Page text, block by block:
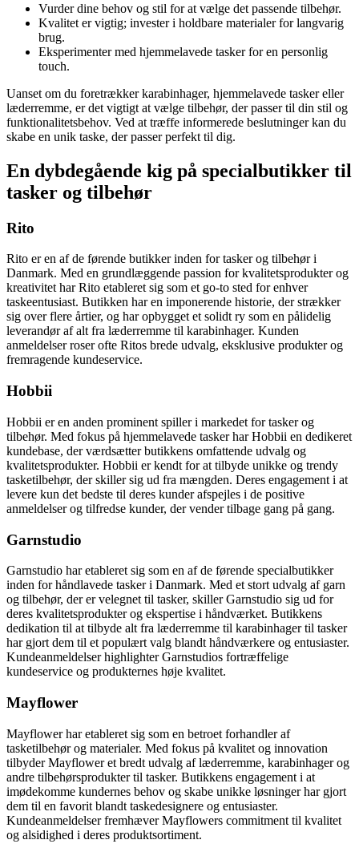
Vurder dine behov og stil for at vælge det passende tilbehør.
Kvalitet er vigtig; invester i holdbare materialer for langvarig
brug.
Eksperimenter med hjemmelavede tasker for en personlig
touch.
Uanset om du foretrækker karabinhager, hjemmelavede tasker eller
læderremme, er det vigtigt at vælge tilbehør, der passer til din stil og
funktionalitetsbehov. Ved at træffe informerede beslutninger kan du
skabe en unik taske, der passer perfekt til dig.
En dybdegående kig på specialbutikker til
tasker og tilbehør
Rito
Rito er en af de førende butikker inden for tasker og tilbehør i
Danmark. Med en grundlæggende passion for kvalitetsprodukter og
kreativitet har Rito etableret sig som et go-to sted for enhver
taskeentusiast. Butikken har en imponerende historie, der strækker
sig over flere årtier, og har opbygget et solidt ry som en pålidelig
leverandør af alt fra læderremme til karabinhager. Kunden
anmeldelser roser ofte Ritos brede udvalg, eksklusive produkter og
fremragende kundeservice.
Hobbii
Hobbii er en anden prominent spiller i markedet for tasker og
tilbehør. Med fokus på hjemmelavede tasker har Hobbii en dedikeret
kundebase, der værdsætter butikkens omfattende udvalg og
kvalitetsprodukter. Hobbii er kendt for at tilbyde unikke og trendy
tasketilbehør, der skiller sig ud fra mængden. Deres engagement i at
levere kun det bedste til deres kunder afspejles i de positive
anmeldelser og tilfredse kunder, der vender tilbage gang på gang.
Garnstudio
Garnstudio har etableret sig som en af de førende specialbutikker
inden for håndlavede tasker i Danmark. Med et stort udvalg af garn
og tilbehør, der er velegnet til tasker, skiller Garnstudio sig ud for
deres kvalitetsprodukter og ekspertise i håndværket. Butikkens
dedikation til at tilbyde alt fra læderremme til karabinhager til tasker
har gjort dem til et populært valg blandt håndværkere og entusiaster.
Kundeanmeldelser highlighter Garnstudios fortræffelige
kundeservice og produkternes høje kvalitet.
Mayflower
Mayflower har etableret sig som en betroet forhandler af
tasketilbehør og materialer. Med fokus på kvalitet og innovation
tilbyder Mayflower et bredt udvalg af læderremme, karabinhager og
andre tilbehørsprodukter til tasker. Butikkens engagement i at
imødekomme kundernes behov og skabe unikke løsninger har gjort
dem til en favorit blandt taskedesignere og entusiaster.
Kundeanmeldelser fremhæver Mayflowers commitment til kvalitet
og alsidighed i deres produktsortiment.